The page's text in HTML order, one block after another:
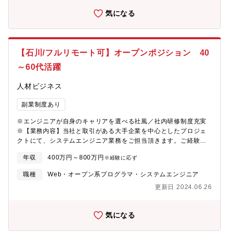
ウドなどのインフラの提案・要件定義・設計・構築プロジェクト
ります。※ご経験に応じて業務をお任せします。 ※自身のキャリ
のシステム提案・設計・構築■クラウドサービス向けサーバ運用監
視■金融系情報基盤のリプレース■医療機器系DWH基盤保守■旅行
（製造業）※下記URL参照下さい。
w_id=homeproduct■自社案件についても複数ございますため、ご
て携われる案件は変わります。★直近では大手企業など様々なク
ライアントにて現場の業務効率化が急務になっておりDX推進やロ
ーコード開発などこれまで無かった引き合いが増えています。
【アウトソーシングテクノロジー社/オンライン社内報】社内報ア
ワードでブロンズ賞を受賞！https://www.ostech-online-
優れたCMSシステム。ご要望のWEBサイトを構築するサービスに
幅広くご対応頂けます。(コーポレートサイト、会員制サイト、大
規模なポータルサイト)■スピンメディア：
気になる
【石川/フルリモート可】オープンポジション 40
～60代活躍
人材ビジネス
副業制度あり
※エンジニアが自身のキャリアを選べる社風／社内研修制度充実
※【業務内容】当社と取引がある大手企業を中心としたプロジェ
クトにて、システムエンジニア業務をご担当頂きます。ご経験・
例1：EVスタンドを検索できるアプリの開発 ■案件事例2：クレジ
ットカード会社の信販システムの開発■研修制度研修制度を活用し
て、日々の業務をこなしながらキャリアアップ・キャリアチェン
ジを目指すことができます。(社員用HPに教育用の動画や課題をカ
戦する社員もおり、知識・経験をベースとして様々なことにチャ
年収 400万円～800万円 ※経験に応ず
職種
Web・オープン系プログラマ・システムエンジニア
更新日 2024.06.26
気になる